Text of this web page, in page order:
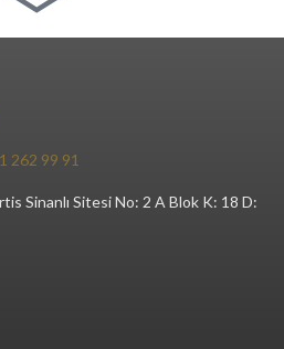
262 99 91
Sinanlı Sitesi No: 2 A Blok K: 18 D: